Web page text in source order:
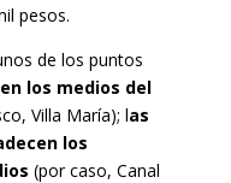
pesos.
de los puntos
los medios del
Villa María); las
los
(por caso, Canal